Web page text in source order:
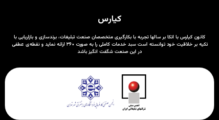
کیارس
کانون کیارس با اتکا بر سالها تجربه با بکارگیری متخصصان صنعت تبلیغات، برندسازی و بازاریابی با
تکیه بر خلاقیت خود توانسته است سبد خدمات کاملی را به صورت ۳۶۰ ارائه نماید و نقطه‌ی عطفی
در این صنعت شگفت انگیز باشد